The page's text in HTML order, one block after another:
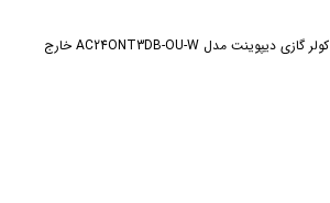
کولر گازی دیپوینت مدل AC24ONT3DB-OU-W خارج